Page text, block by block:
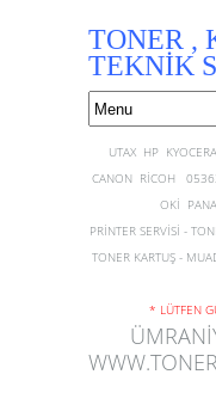
TONER ,
TEKNİK
UTAX HP
CANON RİCOH
OKİ
PRİNTER SERVİSİ -
TONER KARTUŞ -
* LÜTFEN